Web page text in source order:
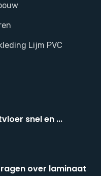
Lijm PVC
snel en ...
over laminaat